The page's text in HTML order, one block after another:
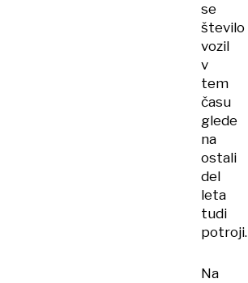
se
število
vozil
v
tem
času
glede
na
ostali
del
leta
tudi
potroji.
Na